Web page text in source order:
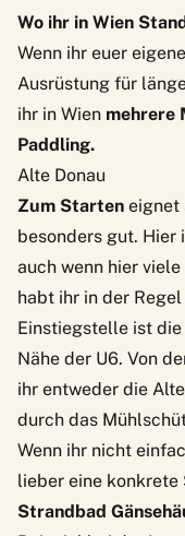
Wo ihr in Wien
Wenn ihr euer
Ausrüstung für
ihr in Wien mehrere
Paddling.
Alte Donau
Zum Starten eignet
besonders gut. Hier
auch wenn hier
habt ihr in der Regel
Einstiegstelle ist die
Nähe der U6. Von
ihr entweder die
durch das
Wenn ihr nicht
lieber eine
Strandbad